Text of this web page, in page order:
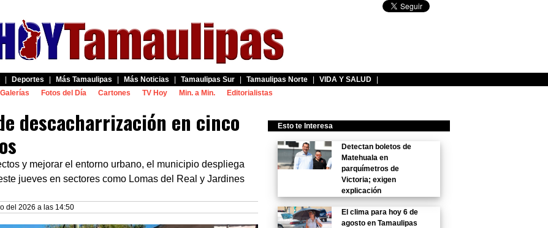
Deportes Más Tamaulipas Más Noticias Tamaulipas Sur Tamaulipas Norte VIDA Y SALUD
Galerías
Fotos del Día Cartones TV Hoy Min. a Min. Editorialistas
descacharrización en cinco
y mejorar el entorno urbano, el municipio despliega
jueves en sectores como Lomas del Real y Jardines
del 2026 a las 14:50
Esto te Interesa
Detectan boletos de
Matehuala en
parquímetros de
Victoria; exigen
explicación
El clima para hoy 6 de
agosto en Tamaulipas